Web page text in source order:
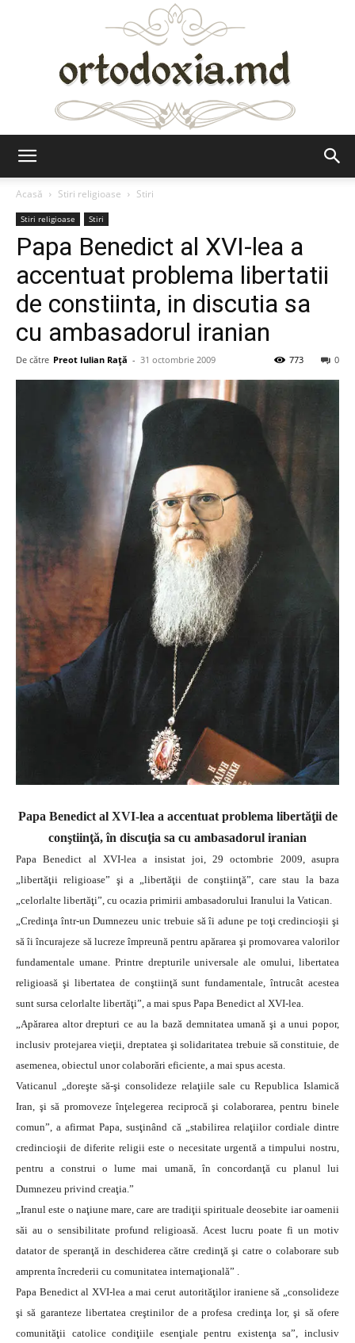
Acasă
Stiri religioase Stiri
Stiri religioase Stiri
Papa Benedict al XVI-lea a
accentuat problema libertatii
de constiinta, in discutia sa
cu ambasadorul iranian
De către Preot Iulian Raţă - 31 octombrie 2009 0
773
Papa Benedict al XVI-lea a accentuat problema libertăţii de
conştiinţă, în discuţia sa cu ambasadorul iranian
Papa Benedict al XVI-lea a insistat joi, 29 octombrie 2009, asupra
„libertăţii religioase” şi a „libertăţii de conştiinţă”, care stau la baza
„celorlalte libertăţi”, cu ocazia primirii ambasadorului Iranului la Vatican.
„Credinţa într-un Dumnezeu unic trebuie să îi adune pe toţi credincioşii şi
să îi încurajeze să lucreze împreună pentru apărarea şi promovarea valorilor
fundamentale umane. Printre drepturile universale ale omului, libertatea
religioasă şi libertatea de conştiinţă sunt fundamentale, întrucât acestea
sunt sursa celorlalte libertăţi”, a mai spus Papa Benedict al XVI-lea.
„Apărarea altor drepturi ce au la bază demnitatea umană şi a unui popor,
inclusiv protejarea vieţii, dreptatea şi solidaritatea trebuie să constituie, de
asemenea, obiectul unor colaborări eficiente, a mai spus acesta.
Vaticanul „doreşte să-şi consolideze relaţiile sale cu Republica Islamică
Iran, şi să promoveze înţelegerea reciprocă şi colaborarea, pentru binele
comun”, a afirmat Papa, susţinând că „stabilirea relaţiilor cordiale dintre
credincioşii de diferite religii este o necesitate urgentă a timpului nostru,
pentru a construi o lume mai umană, în concordanţă cu planul lui
Dumnezeu privind creaţia.”
„Iranul este o naţiune mare, care are tradiţii spirituale deosebite iar oamenii
săi au o sensibilitate profund religioasă. Acest lucru poate fi un motiv
datator de speranţă in deschiderea către credinţă şi catre o colaborare sub
amprenta încrederii cu comunitatea internaţională” .
Papa Benedict al XVI-lea a mai cerut autorităţilor iraniene să „consolideze
şi să garanteze libertatea creştinilor de a profesa credinţa lor, şi să ofere
comunităţii catolice condiţiile esenţiale pentru existenţa sa”, inclusiv